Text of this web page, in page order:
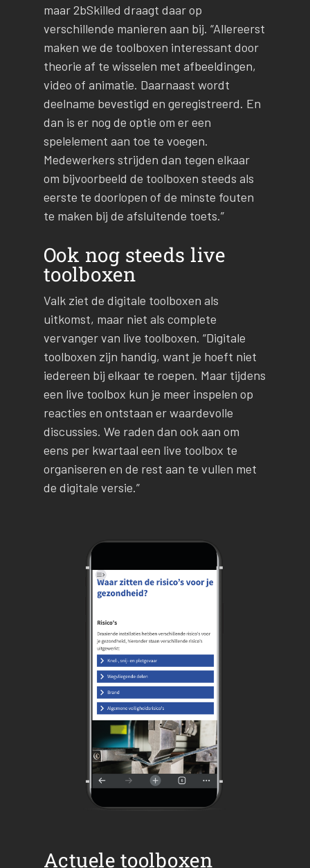
maar 2bSkilled draagt daar op
verschillende manieren aan bij. “Allereerst
maken we de toolboxen interessant door
theorie af te wisselen met afbeeldingen,
video of animatie. Daarnaast wordt
deelname bevestigd en geregistreerd. En
dan is er nog de optie om er een
spelelement aan toe te voegen.
Medewerkers strijden dan tegen elkaar
om bijvoorbeeld de toolboxen steeds als
eerste te doorlopen of de minste fouten
te maken bij de afsluitende toets.”
Ook nog steeds live
toolboxen
Valk ziet de digitale toolboxen als
uitkomst, maar niet als complete
vervanger van live toolboxen. “Digitale
toolboxen zijn handig, want je hoeft niet
iedereen bij elkaar te roepen. Maar tijdens
een live toolbox kun je meer inspelen op
reacties en ontstaan er waardevolle
discussies. We raden dan ook aan om
eens per kwartaal een live toolbox te
organiseren en de rest aan te vullen met
de digitale versie.”
Actuele toolboxen